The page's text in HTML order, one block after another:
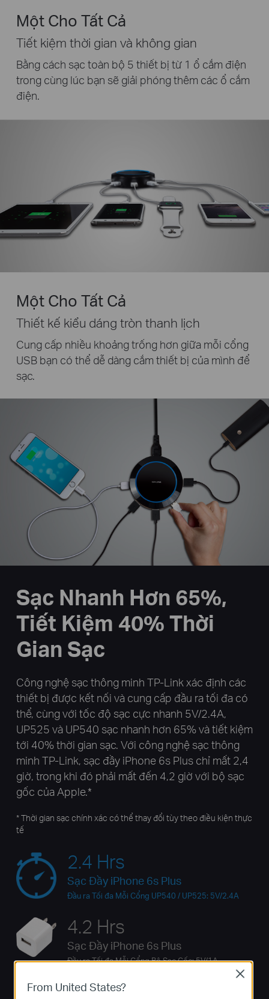
Một Cho Tất Cả
Tiết kiệm thời gian và không gian
Bằng cách sạc toàn bộ 5 thiết bị từ 1 ổ cắm điện
trong cùng lúc bạn sẽ giải phóng thêm các ổ cắm
điện.
Một Cho Tất Cả
Thiết kế kiểu dáng tròn thanh lịch
Cung cấp nhiều khoảng trống hơn giữa mỗi cổng
USBbạn có thể dễ dàng cắm thiết bị của mình để
sạc.
Sạc Nhanh Hơn 65%,
Tiết Kiệm 40% Thời
Gian Sạc
Công nghệ sạc thông minh TP-Link xác định các
thiết bị được kết nối và cung cấp đầu ra tối đa có
thể, cùng với tốc độ sạc cực nhanh 5V/2.4A,
UP525 và UP540 sạc nhanh hơn 65% và tiết kiệm
tới 40% thời gian sạc. Với công nghệ sạc thông
minh TP-Link, sạc đầy iPhone 6s Plus chỉ mất 2,4
giờ, trong khi đó phải mất đến 4,2 giờ với bộ sạc
gốc của Apple.*
* Thời gian sạc chính xác có thể thay đổi tùy theo điều kiện thực
tế
2.4 Hrs
Sạc Đầy iPhone 6s Plus
Đầu ra Tối đa Mỗi Cổng UP540 / UP525: 5V/2.4A
4.2 Hrs
Sạc Đầy iPhone 6s Plus
Đầu ra Tối đa Mỗi Cổng Bộ Sạc Gốc: 5V/1A
From United States?
Close